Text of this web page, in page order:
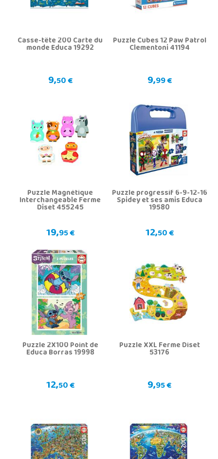
Casse-tête 200 Carte du
monde Educa 19292
9,50 €
Puzzle Cubes 12 Paw Patrol
Clementoni 41194
9,99 €
Puzzle Magnétique
Interchangeable Ferme
Diset 455245
19,95 €
Puzzle progressif 6-9-12-16
Spidey et ses amis Educa
19580
12,50 €
Puzzle 2X100 Point de
Educa Borras 19998
12,50 €
Puzzle XXL Ferme Diset
53176
9,95 €